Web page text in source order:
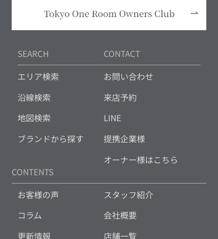
SEARCH
エリア検索
沿線検索
地図検索
ブランドから探す
CONTACT
お問い合わせ
来店予約
LINE
提携企業様
オーナー様はこちら
CONTENTS
お客様の声
コラム
更新情報
スタッフ紹介
会社概要
店舗一覧